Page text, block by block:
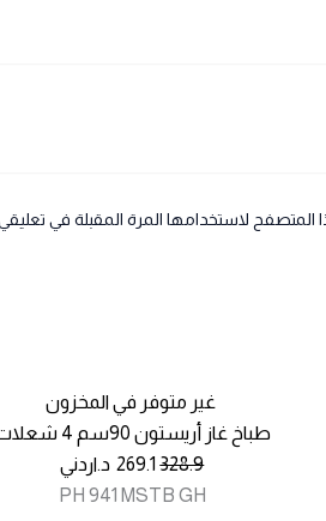
المتصفح لاستخدامها المرة المقبلة في
غير متوفر في المخزون
طباخ غاز أريستون 90سم 4 شعلات
328.9
269.1 د.اردني
PH 941 MSTB GH